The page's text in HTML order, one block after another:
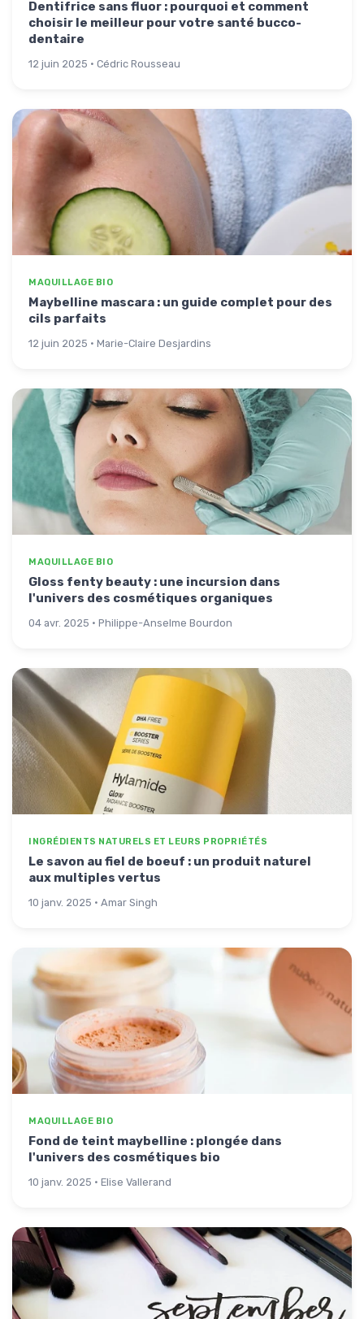
Dentifrice sans fluor : pourquoi et comment
choisir le meilleur pour votre santé bucco-
dentaire
12 juin 2025 · Cédric Rousseau
MAQUILLAGE BIO
Maybelline mascara : un guide complet pour des
cils parfaits
12 juin 2025 · Marie-Claire Desjardins
MAQUILLAGE BIO
Gloss fenty beauty : une incursion dans
l'univers des cosmétiques organiques
04 avr. 2025 · Philippe-Anselme Bourdon
INGRÉDIENTS NATURELS ET LEURS PROPRIÉTÉS
Le savon au fiel de boeuf : un produit naturel
aux multiples vertus
10 janv. 2025 · Amar Singh
MAQUILLAGE BIO
Fond de teint maybelline : plongée dans
l'univers des cosmétiques bio
10 janv. 2025 · Elise Vallerand